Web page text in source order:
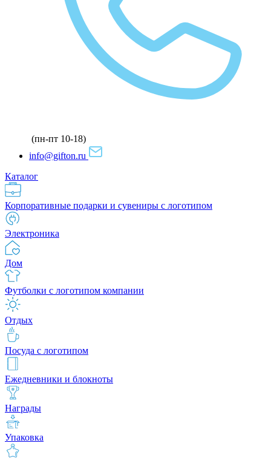
(пн-пт 10-18)
info@gifton.ru
Каталог
Корпоративные подарки и сувениры с логотипом
Электроника
Дом
Футболки с логотипом компании
Отдых
Посуда с логотипом
Ежедневники и блокноты
Награды
Упаковка